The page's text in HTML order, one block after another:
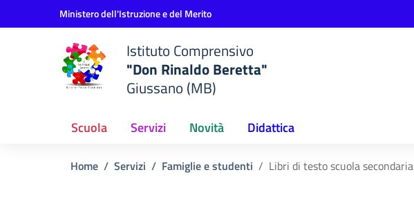
Vai ai contenuti
Vai al menu di navigazioneMinistero dell'Istruzione e del Merito
Istituto Comprensivo
"Don Rinaldo Beretta"
Giussano (MB)
Scuola Servizi Novità Didattica
Home Servizi Famiglie e studenti Libri di testo scuola secondaria